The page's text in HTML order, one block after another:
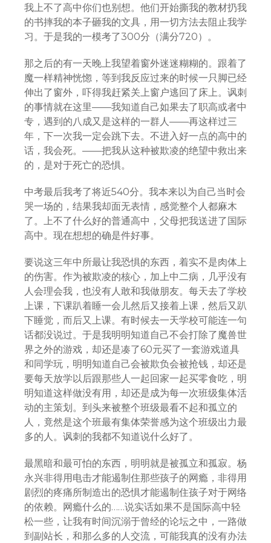
我上不了高中你们也别想。他们开始撕我的教材扔我
的书摔我的本子砸我的文具，用一切方法去阻止我学
习。于是我的一模考了300分（满分720）。
那之后的有一天晚上我望着窗外迷迷糊糊的。跟着了
魔一样精神恍惚，等到我反应过来的时候一只脚已经
伸出了窗外，吓得我赶紧关上窗户逃回了床上。讽刺
的事情就在这里——我知道自己如果去了职高或者中
专，遇到的八成又是这样的一群人——再这样过三
年，下一次我一定会跳下去。不进入好一点的高中的
话，我会死。——把我从这种被欺凌的绝望中救出来
的，是对于死亡的恐惧。
中考最后我考了将近540分。我本来以为自己当时会
哭一场的，结果我却面无表情，感觉整个人都麻木
了。上不了什么好的普通高中，父母把我送进了国际
高中。现在想想的确是件好事。
要说这三年中所最让我恐惧的东西，着实不是肉体上
的伤害。作为被欺凌的核心，加上中二病，几乎没有
人会理会我，也没有人敢和我做朋友。每天去了学校
上课，下课趴着睡一会儿然后又接着上课，然后又趴
下睡觉，而后又上课。有时候去一天学校可能连一句
话都没说过。于是我明明知道自己不会打除了魔兽世
界之外的游戏，却还是凑了60元买了一套游戏道具
和同学玩，明明知道自己会被欺负会被抢钱，却还是
要每天放学以后跟那些人一起回家一起买零食吃，明
明知道这样做没有用，却还是成为每一次班级集体活
动的主策划。到头来被整个班级最看不起和孤立的
人，竟然是这个班最有集体荣誉感为这个班级出力最
多的人。讽刺的我都不知道说什么好了。
最黑暗和最可怕的东西，明明就是被孤立和孤寂。杨
永兴非得用电击才能遏制住那些孩子的网瘾，非得用
剧烈的疼痛所制造出的恐惧才能遏制住孩子对于网络
的依赖。网瘾什么的……说实话如果不是国际高中轻
松一些，让我有时间沉溺于曾经的论坛之中，一路做
到副站长，和那么多的人交流，可能我真的没有办法